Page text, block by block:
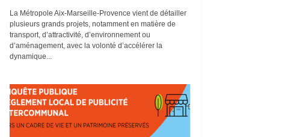
La Métropole Aix-Marseille-Provence vient de détailler
plusieurs grands projets, notamment en matière de
transport, d’attractivité, d’environnement ou
d’aménagement, avec la volonté d’accélérer la
dynamique...